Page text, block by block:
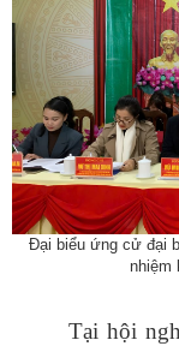
Đại biểu ứng cử đại
nhiệm
Tại hội